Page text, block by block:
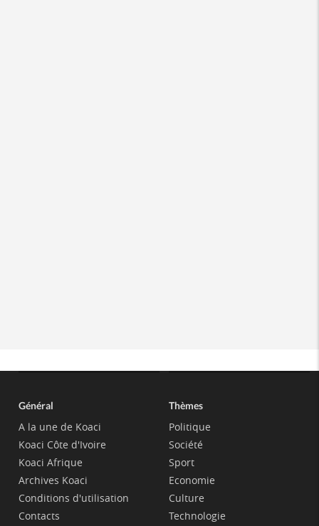
Général
A la une de Koaci
Koaci Côte d'Ivoire
Koaci Afrique
Archives Koaci
Conditions d'utilisation
Contacts
Thèmes
Politique
Société
Sport
Economie
Culture
Technologie